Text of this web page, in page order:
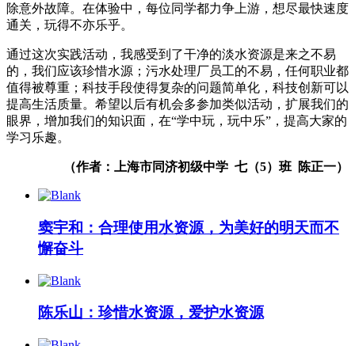
除意外故障。在体验中，每位同学都力争上游，想尽最快速度
通关，玩得不亦乐乎。
通过这次实践活动，我感受到了干净的淡水资源是来之不易
的，我们应该珍惜水源；污水处理厂员工的不易，任何职业都
值得被尊重；科技手段使得复杂的问题简单化，科技创新可以
提高生活质量。希望以后有机会多参加类似活动，扩展我们的
眼界，增加我们的知识面，在“学中玩，玩中乐”，提高大家的
学习乐趣。
（作者：上海市同济初级中学 七（5） 班 陈正一）
窦宇和：合理使用水资源，为美好的明天而不
懈奋斗
陈乐山：珍惜水资源，爱护水资源